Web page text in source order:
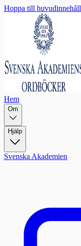
Hoppa till huvudinnehåll
Hem
Om
Hjälp
Svenska Akademien